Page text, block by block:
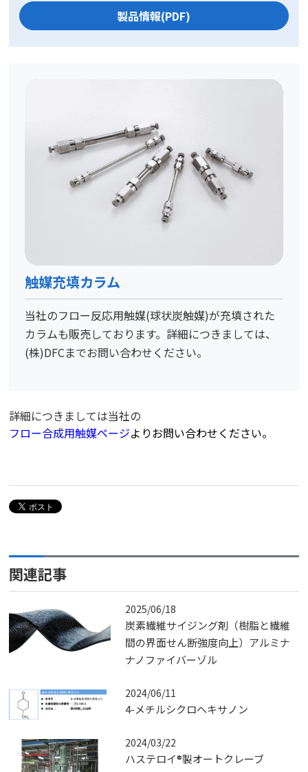
製品情報(PDF)
触媒充填カラム
当社のフロー反応用触媒(球状炭触媒)が充填された
カラムも販売しております。詳細につきましては、
(株)DFCまでお問い合わせください。
詳細につきましては当社の
フロー合成用触媒ページよりお問い合わせください。
関連記事
2025/06/18
炭素繊維サイジング剤（樹脂と繊維
間の界面せん断強度向上）アルミナ
ナノファイバーゾル
2024/06/11
4-メチルシクロヘキサノン
2024/03/22
ハステロイ®製オートクレーブ